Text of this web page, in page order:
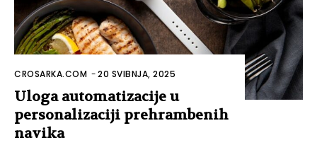
CROSARKA.COM -20 SVIBNJA, 2025
Uloga automatizacije u
personalizaciji prehrambenih
navika